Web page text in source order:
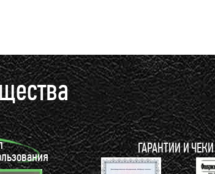
ГАРАНТИИ И ЧЕКИ